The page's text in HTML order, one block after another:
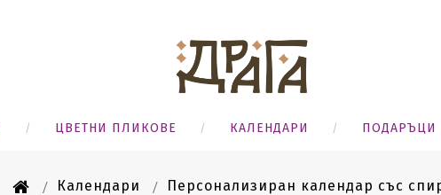
ЦВЕТНИ ПЛИКОВЕ КАЛЕНДАРИ ПОДАРЪЦИ
Календари Персонализиран календар със